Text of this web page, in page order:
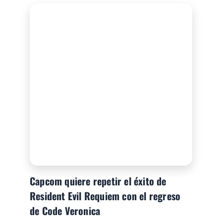
Capcom quiere repetir el éxito de
Resident Evil Requiem con el regreso
de Code Veronica